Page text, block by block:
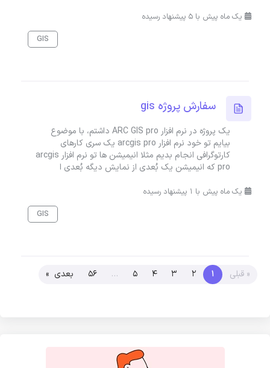
یک ماه پیش با 5 پیشنهاد رسیده
GIS
سفارش پروژه gis
یک پروژه در نرم افزار ARC GIS pro داشتم، با موضوع
بیایم تو خود نرم افزار arcgis pro یک سری کارهای
کارتوگرافی انجام بدیم مثلا انیمیشن ها تو نرم افزار arcgis
pro که انیمیشن یک بُعدی از نمایش دیگه بُعدی ا
یک ماه پیش با 1 پیشنهاد رسیده
GIS
« قبلی 1
2
3
4
5
…
56 بعدی »